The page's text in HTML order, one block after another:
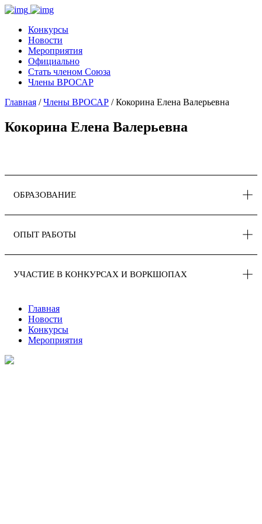
Конкурсы
Новости
Мероприятия
Официально
Стать членом Союза
Члены ВРОСАР
Главная /Члены ВРОСАР / Кокорина Елена Валерьевна
Кокорина Елена Валерьевна
ОБРАЗОВАНИЕ
ОПЫТ РАБОТЫ
УЧАСТИЕ В КОНКУРСАХ И ВОРКШОПАХ
Главная
Новости
Конкурсы
Мероприятия